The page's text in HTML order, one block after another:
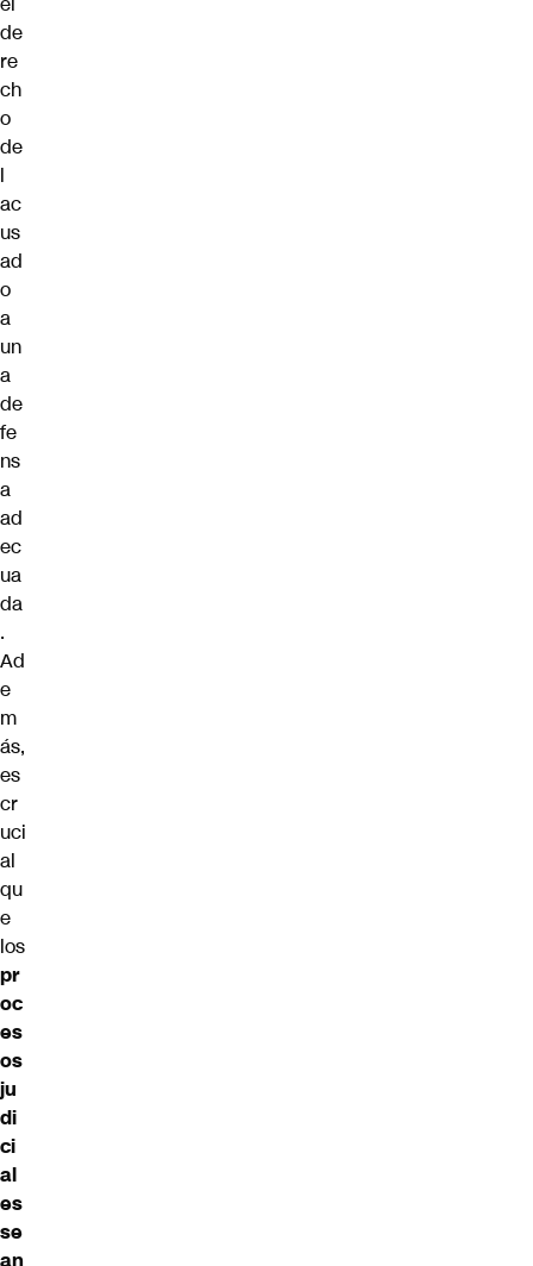
de
re
ch
o
de
l
ac
us
ad
o
a
un
a
de
fe
ns
a
ad
ec
ua
da
.
Ad
e
m
ás,
es
cr
uci
al
qu
e
los
pr
oc
es
os
ju
di
ci
al
es
se
an